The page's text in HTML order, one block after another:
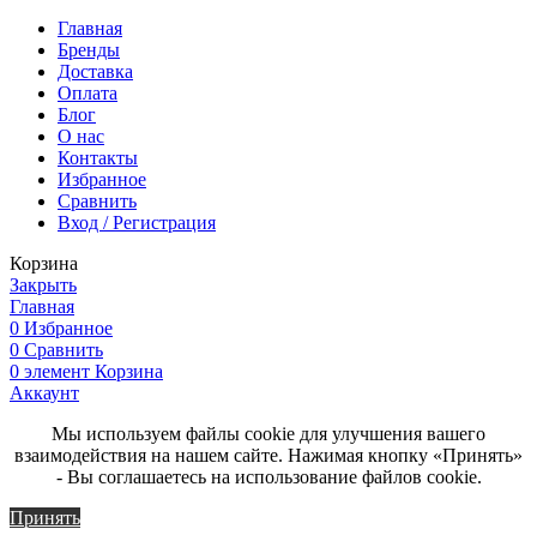
Главная
Бренды
Доставка
Оплата
Блог
О нас
Контакты
Избранное
Сравнить
Вход / Регистрация
Корзина
Закрыть
Главная
0 Избранное
0 Сравнить
0 элемент Корзина
Аккаунт
Мы используем файлы cookie для улучшения вашего
взаимодействия на нашем сайте. Нажимая кнопку «Принять»
- Вы соглашаетесь на использование файлов cookie.
Принять